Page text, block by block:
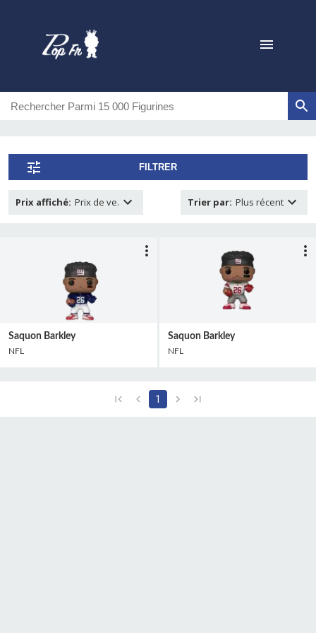
FILTRER
Prix affiché: Prix de ve. Trier par: Plus récent
Saquon Barkley
NFL
Saquon Barkley
NFL
1